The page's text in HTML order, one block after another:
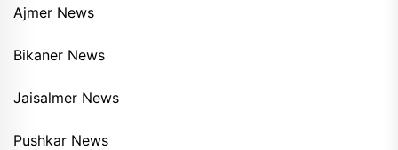
Ajmer News
Bikaner News
Jaisalmer News
Pushkar News